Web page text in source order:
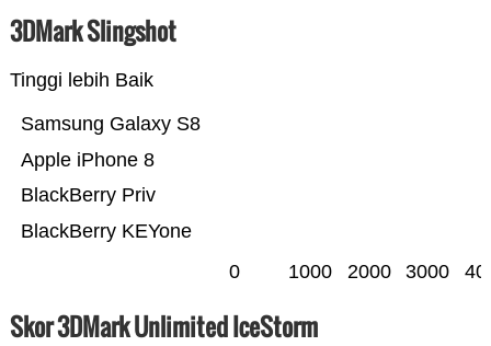
3DMark Slingshot
Tinggi lebih Baik
BlackBerry KEYone
BlackBerry Priv
Apple iPhone 8
Samsung Galaxy S8
0 1000 2000 3000
Skor 3DMark Unlimited IceStorm